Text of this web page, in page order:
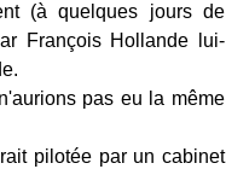
(à quelques jours de
François Hollande lui-
pas eu la même
pilotée par un cabinet